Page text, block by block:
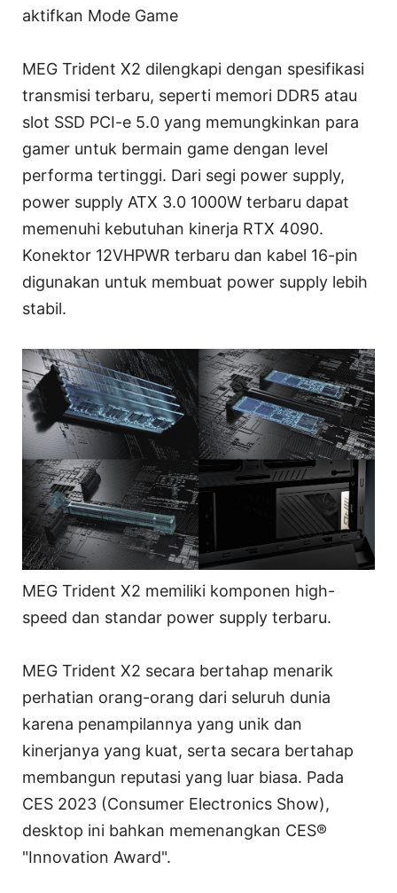
aktifkan Mode Game
MEG Trident X2 dilengkapi dengan spesifikasi
transmisi terbaru, seperti memori DDR5 atau
slot SSD PCI-e 5.0 yang memungkinkan para
gamer untuk bermain game dengan level
performa tertinggi. Dari segi power supply,
power supply ATX 3.0 1000W terbaru dapat
memenuhi kebutuhan kinerja RTX 4090.
Konektor 12VHPWR terbaru dan kabel 16-pin
digunakan untuk membuat power supply lebih
stabil.
MEG Trident X2 memiliki komponen high-
speed dan standar power supply terbaru.
MEG Trident X2 secara bertahap menarik
perhatian orang-orang dari seluruh dunia
karena penampilannya yang unik dan
kinerjanya yang kuat, serta secara bertahap
membangun reputasi yang luar biasa. Pada
CES 2023 (Consumer Electronics Show),
desktop ini bahkan memenangkan CES®
"Innovation Award".